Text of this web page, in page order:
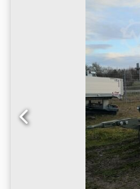
, ukuran ban: